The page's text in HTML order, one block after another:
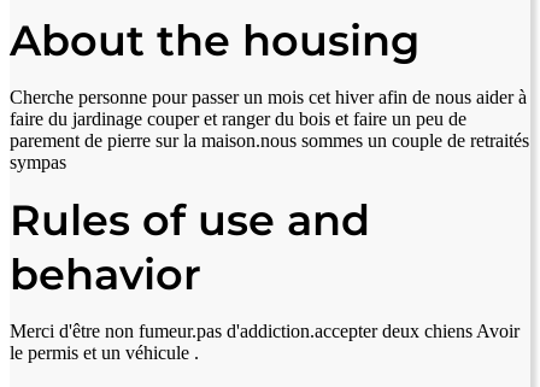
About the housing
Cherche personne pour passer un mois cet hiver afin de nous aider à
faire du jardinage couper et ranger du bois et faire un peu de
parement de pierre sur la maison.nous sommes un couple de retraités
sympas
Rules of use and
behavior
Merci d'être non fumeur.pas d'addiction.accepter deux chiens Avoir
le permis et un véhicule .